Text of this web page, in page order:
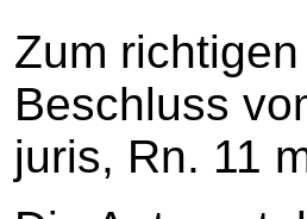
Zum
Beschluss
juris, Rn. 11